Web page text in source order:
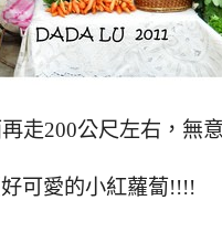
走200公尺左右，無
可愛的小紅蘿蔔!!!!